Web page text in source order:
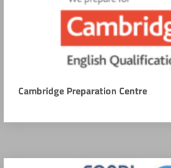
Cambridge Preparation Centre